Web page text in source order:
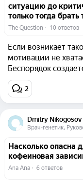
ситуацию до
только тогда
The Question · 10 ответов
Если возникает
мотивации не
Беспорядок
2
Dmitry Nikogosov
Насколько опасна
кофеиновая
Ana Ana · 6 ответов